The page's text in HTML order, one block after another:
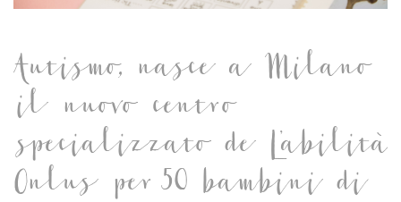
Autismo, nasce a Milano
il nuovo centro
specializzato de L’abilità
Onlus per 50 bambini di